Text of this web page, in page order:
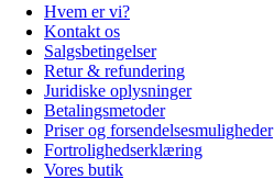
Hvem er vi?
Kontakt os
Salgsbetingelser
Retur & refundering
Juridiske oplysninger
Betalingsmetoder
Priser og forsendelsesmuligheder
Fortrolighedserklæring
Vores butik